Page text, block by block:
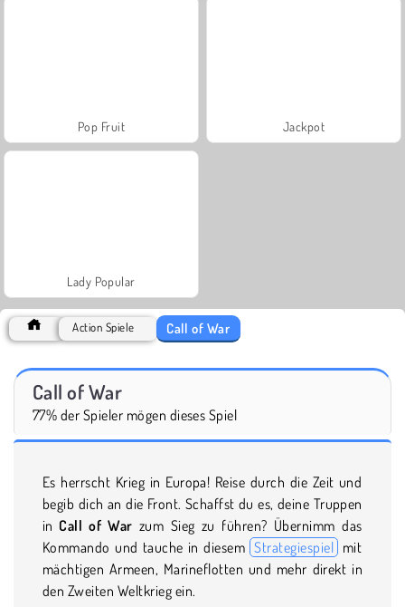
Pop Fruit Jackpot
Lady Popular
Action Spiele Call of War
Call of War
77% der Spieler mögen dieses Spiel
Es herrscht Krieg in Europa! Reise durch die Zeit und
begib dich an die Front. Schaffst du es, deine Truppen
in Call of War zum Sieg zu führen? Übernimm das
Kommando und tauche in diesem Strategiespiel mit
mächtigen Armeen, Marineflotten und mehr direkt in
den Zweiten Weltkrieg ein.